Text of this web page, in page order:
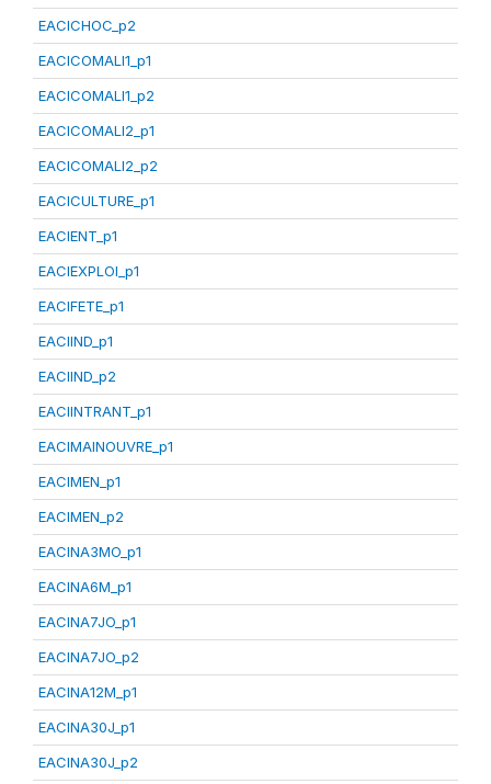
EACICHOC_p2
EACICOMALI1_p1
EACICOMALI1_p2
EACICOMALI2_p1
EACICOMALI2_p2
EACICULTURE_p1
EACIENT_p1
EACIEXPLOI_p1
EACIFETE_p1
EACIIND_p1
EACIIND_p2
EACIINTRANT_p1
EACIMAINOUVRE_p1
EACIMEN_p1
EACIMEN_p2
EACINA3MO_p1
EACINA6M_p1
EACINA7JO_p1
EACINA7JO_p2
EACINA12M_p1
EACINA30J_p1
EACINA30J_p2